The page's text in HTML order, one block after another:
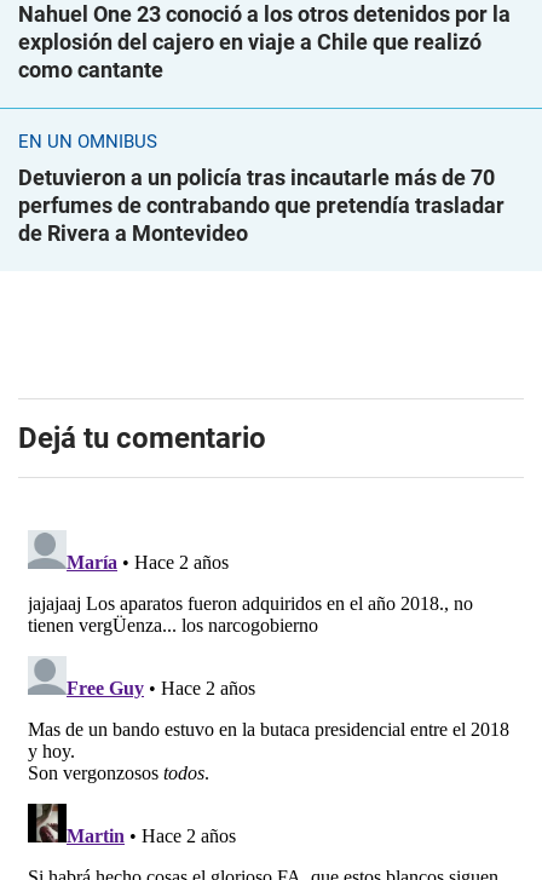
Nahuel One 23 conoció a los otros detenidos por la
explosión del cajero en viaje a Chile que realizó
como cantante
EN UN ÓMNIBUS
Detuvieron a un policía tras incautarle más de 70
perfumes de contrabando que pretendía trasladar
de Rivera a Montevideo
Dejá tu comentario